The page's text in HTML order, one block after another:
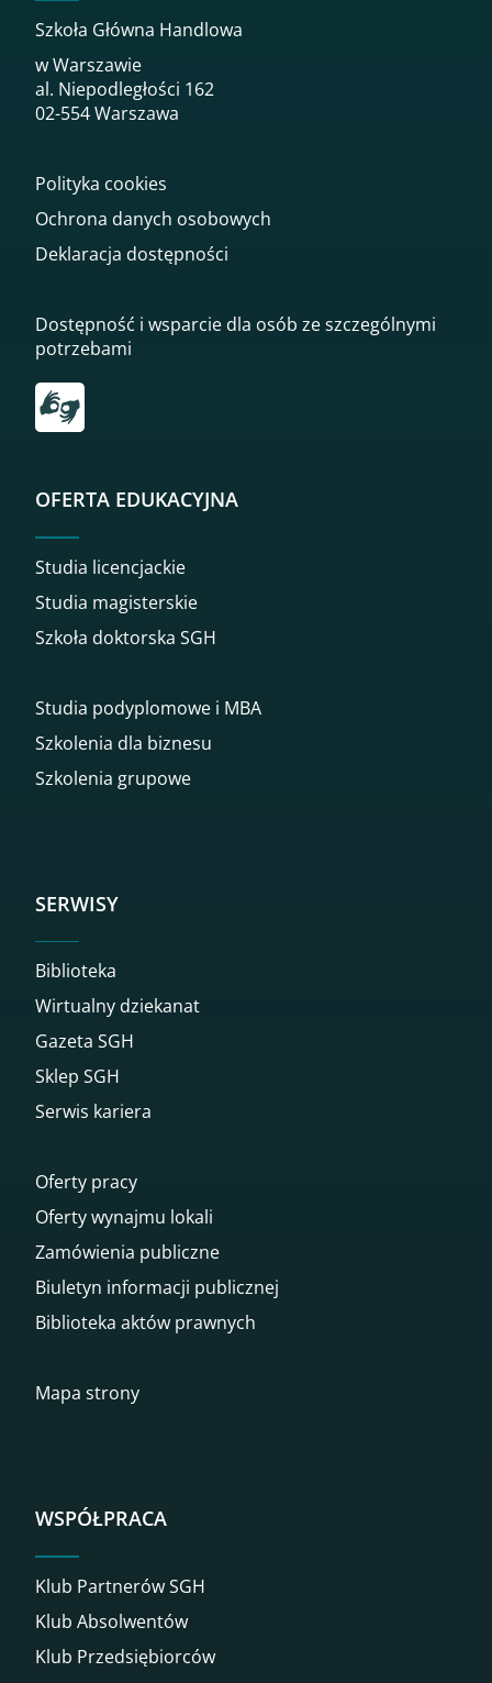
Szkoła Główna Handlowa
w Warszawie
al. Niepodległości 162
02-554 Warszawa
Polityka cookies
Ochrona danych osobowych
Deklaracja dostępności
Dostępność i wsparcie dla osób ze szczególnymi
potrzebami
Przekierowanie do tłumacza on-line języka migowego
OFERTA EDUKACYJNA
Studia licencjackie
Studia magisterskie
Szkoła doktorska SGH
Studia podyplomowe i MBA
Szkolenia dla biznesu
Szkolenia grupowe
SERWISY
Biblioteka
Wirtualny dziekanat
Gazeta SGH
Sklep SGH
Serwis kariera
Oferty pracy
Oferty wynajmu lokali
Zamówienia publiczne
Biuletyn informacji publicznej
Biblioteka aktów prawnych
Mapa strony
WSPÓŁPRACA
Klub Partnerów SGH
Klub Absolwentów
Klub Przedsiębiorców